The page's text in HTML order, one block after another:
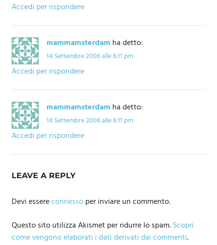
Accedi per rispondere
mammamsterdam ha detto:
14 Settembre 2006 alle 6:11 pm
Accedi per rispondere
mammamsterdam ha detto:
14 Settembre 2006 alle 6:11 pm
Accedi per rispondere
LEAVE A REPLY
Devi essereconnessoper inviare un commento.
Questo sito utilizza Akismet per ridurre lo spam.Scopri
come vengono elaborati i dati derivati dai commenti.